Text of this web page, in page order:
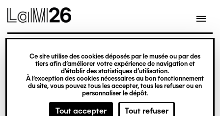
Gestion des cookies
Ce site utilise des cookies déposés par le musée ou par des
tiers afin d’améliorer votre expérience de navigation et
d’établir des statistiques d’utilisation.
À l’exception des cookies nécessaires au bon fonctionnement
du site, vous pouvez tous les accepter, tous les refuser ou en
personnaliser le dépôt.
Tout accepter Tout refuser
contenu